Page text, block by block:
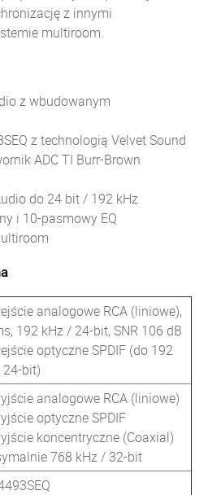
z innymi
multiroom.
z wbudowanym
z technologią Velvet Sound
ADC TI Burr-Brown
do 24 bit / 192 kHz
i 10-pasmowy EQ
analogowe RCA (liniowe),
192 kHz / 24-bit, SNR 106 dB
optyczne SPDIF (do 192
bit)
analogowe RCA (liniowe)
optyczne SPDIF
koncentryczne (Coaxial)
768 kHz / 32-bit